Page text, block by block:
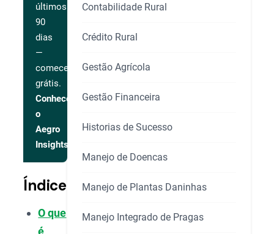
últimos
90
dias
—
comece
grátis.
Conhecer
o
Aegro
Insights
Índice
O que
é
Contabilidade Rural
Crédito Rural
Gestão Agrícola
Gestão Financeira
Historias de Sucesso
Manejo de Doencas
Manejo de Plantas Daninhas
Manejo Integrado de Pragas